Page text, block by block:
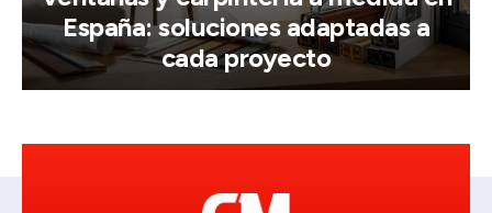
España: soluciones adaptadas a
cada proyecto